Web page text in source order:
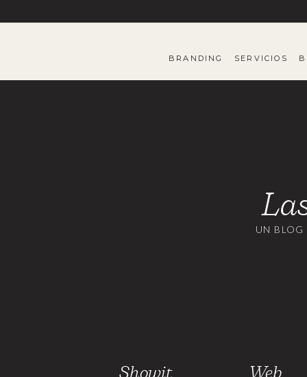
SERVICIOS
BRANDING
UN BLOG
Web
Showit